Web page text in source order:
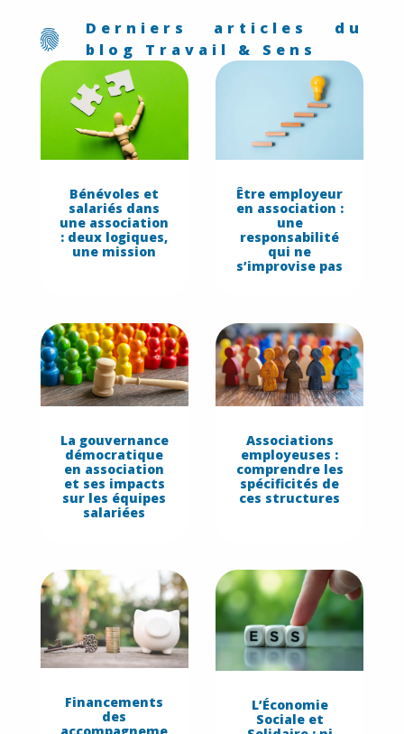
Derniers articles du
blog Travail & Sens
Bénévoles et
salariés dans
une association
: deux logiques,
une mission
Être employeur
en association :
une
responsabilité
qui ne
s’improvise pas
La gouvernance
démocratique
en association
et ses impacts
sur les équipes
salariées
Associations
employeuses :
comprendre les
spécificités de
ces structures
Financements
des
L’Économie
Sociale et